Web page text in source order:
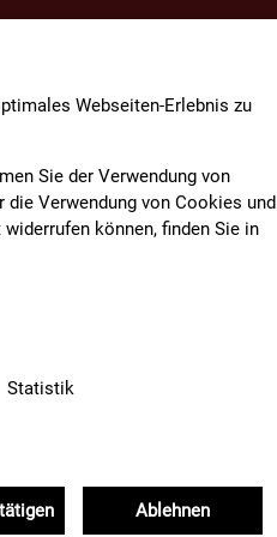
und Jugendfeuerwehr
| Starke
146
Webseiten-Erlebnis zu
Sie der Verwendung von
Verwendung von Cookies und
können, finden Sie in
Statistik
Ablehnen